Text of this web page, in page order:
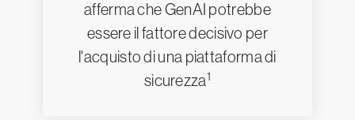
afferma che GenAI potrebbe
essere il fattore decisivo per
l'acquisto di una piattaforma di
sicurezza1